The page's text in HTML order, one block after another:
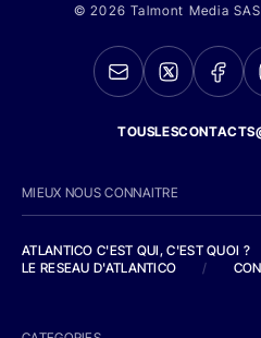
© 2026 Talmont Media
MIEUX NOUS CONNAITRE
ATLANTICO C'EST QUI, C'EST QUOI ?
LE RESEAU D'ATLANTICO
/